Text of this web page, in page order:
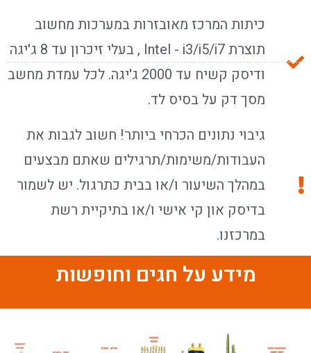
כיתות המרכז מאובזרות במערכות מחשוב
תוצרת Intel - i3/i5/i7 , בעלי זיכרון עד 8 ג'יגה
ודיסק קשיח עד 2000 ג'יגה. לכל עמדת מחשב
מסך דק על בסיס לד.
גיבוי נתונים הכרחי ביותר! חשוב לגבות את
העבודות/משימות/תרגילים שאתם מבצעים
במהלך השיעור ו/או בבית כתרגול. יש לשמור
בדיסק און קי אישי ו/או בתיקיית רשת
במרכזנו.
מידע על חגים וחופשות